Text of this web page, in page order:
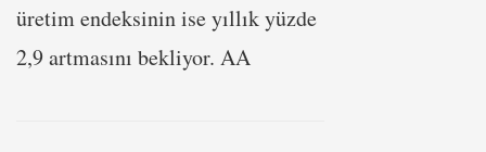
üretim endeksinin ise yıllık yüzde
2,9 artmasını bekliyor. AA